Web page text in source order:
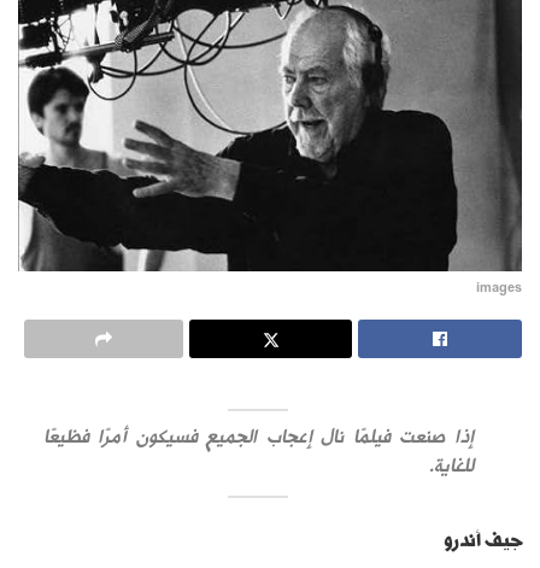
images
إذا صنعت فيلمًا نال إعجاب الجميع فسيكون أمرًا فظيعًا
للغاية.
جيف أندرو